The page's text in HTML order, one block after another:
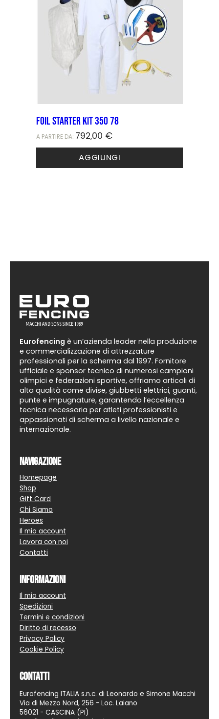
pagina
FOIL STARTER KIT 350 78
A PARTIRE DA: 792,00 €
AGGIUNGI
Eurofencing è un’azienda leader nella produzione
e commercializzazione di attrezzature
professionali per la scherma dal 1997. Fornitore
ufficiale e sponsor tecnico di numerosi campioni
olimpici e federazioni sportive, offriamo articoli di
alta qualità come divise, giubbetti elettrici, guanti,
punte e impugnature, garantendo l’eccellenza
tecnica necessaria per atleti professionisti e
appassionati di scherma a livello nazionale e
internazionale.
Navigazione
Homepage
Shop
Gift Card
Chi Siamo
Heroes
Il mio account
Lavora con noi
Contatti
Informazioni
Il mio account
Spedizioni
Termini e condizioni
Diritto di recesso
Privacy Policy
Cookie Policy
Contatti
Eurofencing ITALIA s.n.c. di Leonardo e Simone Macchi
Via di Mezzo Nord, 256 - Loc. Laiano
56021 - CASCINA (PI)